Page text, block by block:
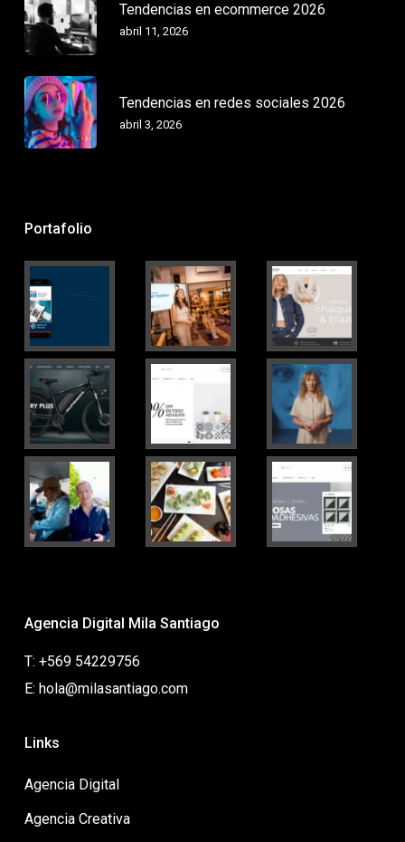
Tendencias en ecommerce 2026
abril 11, 2026
Tendencias en redes sociales 2026
abril 3, 2026
Portafolio
Agencia Digital Mila Santiago
T: +569 54229756
E: hola@milasantiago.com
Links
Agencia Digital
Agencia Creativa